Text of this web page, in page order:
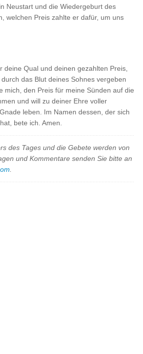
Neustart und die Wiedergeburt des
welchen Preis zahlte er dafür, um uns
deine Qual und deinen gezahlten Preis,
das Blut deines Sohnes vergeben
mich, den Preis für meine Sünden auf die
und will zu deiner Ehre voller
leben. Im Namen dessen, der sich
bete ich. Amen.
des Tages und die Gebete werden von
und Kommentare senden Sie bitte an